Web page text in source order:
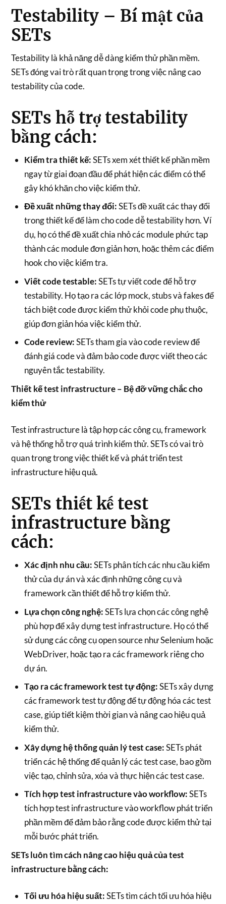
Testability – Bí mật của
SETs
Testability là khả năng dễ dàng kiểm thử phần mềm.
SETs đóng vai trò rất quan trọng trong việc nâng cao
testability của code.
SETs hỗ trợ testability
bằng cách:
Kiểm tra thiết kế:SETs xem xét thiết kế phần mềm
ngay từ giai đoạn đầu để phát hiện các điểm có thể
gây khó khăn cho việc kiểm thử.
Đề xuất những thay đổi:SETs đề xuất các thay đổi
trong thiết kế để làm cho code dễ testability hơn. Ví
dụ, họ có thể đề xuất chia nhỏ các module phức tạp
thành các module đơn giản hơn, hoặc thêm các điểm
hook cho việc kiểm tra.
Viết code testable:SETs tự viết code để hỗ trợ
testability. Họ tạo ra các lớp mock, stubs và fakes để
tách biệt code được kiểm thử khỏi code phụ thuộc,
giúp đơn giản hóa việc kiểm thử.
Code review:SETs tham gia vào code review để
đánh giá code và đảm bảo code được viết theo các
nguyên tắc testability.
Thiết kế test infrastructure – Bệ đỡ vững chắc cho
kiểm thử
Test infrastructure là tập hợp các công cụ, framework
và hệ thống hỗ trợ quá trình kiểm thử. SETs có vai trò
quan trọng trong việc thiết kế và phát triển test
infrastructure hiệu quả.
SETs thiết kế test
infrastructure bằng
cách:
Xác định nhu cầu:SETs phân tích các nhu cầu kiểm
thử của dự án và xác định những công cụ và
framework cần thiết để hỗ trợ kiểm thử.
Lựa chọn công nghệ:SETs lựa chọn các công nghệ
phù hợp để xây dựng test infrastructure. Họ có thể
sử dụng các công cụ open source như Selenium hoặc
WebDriver, hoặc tạo ra các framework riêng cho
dự án.
Tạo ra các framework test tự động:SETs xây dựng
các framework test tự động để tự động hóa các test
case, giúp tiết kiệm thời gian và nâng cao hiệu quả
kiểm thử.
Xây dựng hệ thống quản lý test case:SETs phát
triển các hệ thống để quản lý các test case, bao gồm
việc tạo, chỉnh sửa, xóa và thực hiện các test case.
Tích hợp test infrastructure vào workflow:SETs
tích hợp test infrastructure vào workflow phát triển
phần mềm để đảm bảo rằng code được kiểm thử tại
mỗi bước phát triển.
SETs luôn tìm cách nâng cao hiệu quả của test
infrastructure bằng cách:
Tối ưu hóa hiệu suất:SETs tìm cách tối ưu hóa hiệu